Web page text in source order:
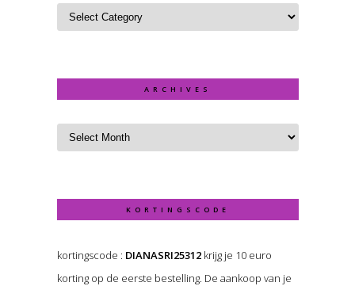
ARCHIVES
KORTINGSCODE
kortingscode : DIANASRI25312krijg je 10 euro
korting op de eerste bestelling. De aankoop van je